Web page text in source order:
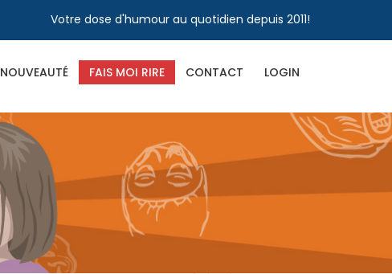
Votre dose d'humour au quotidien depuis 2011!
NOUVEAUTÉ FAIS MOI RIRE CONTACT LOGIN